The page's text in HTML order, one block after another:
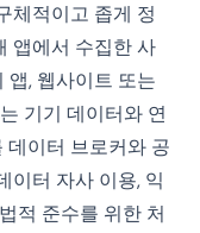
체적이고 좁게 정
앱에서 수집한 사
앱, 웹사이트 또는
기기 데이터와 연
데이터 브로커와 공
이터 자사 이용, 익
적 준수를 위한 처